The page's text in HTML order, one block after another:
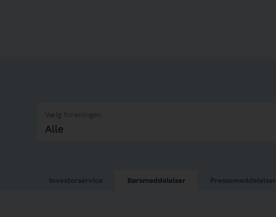
Vælg foreningen
Investorservice Børsmeddelelser Pressemeddelelser